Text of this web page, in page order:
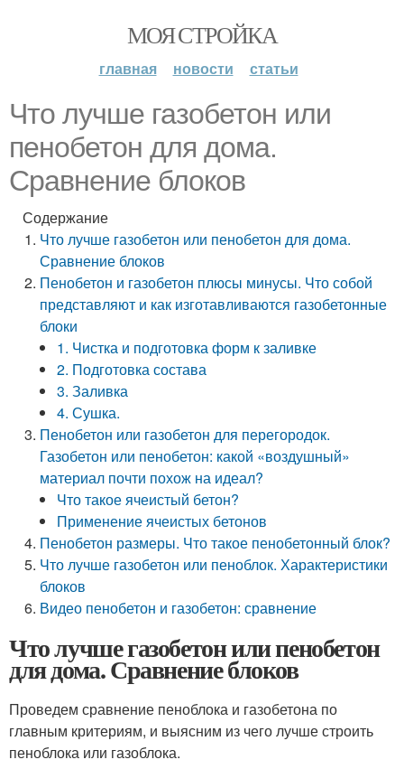
МОЯ СТРОЙКА
главная новости статьи
Что лучше газобетон или
пенобетон для дома.
Сравнение блоков
Содержание
Что лучше газобетон или пенобетон для дома.
Сравнение блоков
Пенобетон и газобетон плюсы минусы. Что собой
представляют и как изготавливаются газобетонные
блоки
1. Чистка и подготовка форм к заливке
2. Подготовка состава
3. Заливка
4. Сушка.
Пенобетон или газобетон для перегородок.
Газобетон или пенобетон: какой «воздушный»
материал почти похож на идеал?
Что такое ячеистый бетон?
Применение ячеистых бетонов
Пенобетон размеры. Что такое пенобетонный блок?
Что лучше газобетон или пеноблок. Характеристики
блоков
Видео пенобетон и газобетон: сравнение
Что лучше газобетон или пенобетон
для дома. Сравнение блоков
Проведем сравнение пеноблока и газобетона по
главным критериям, и выясним из чего лучше строить
пеноблока или газоблока.